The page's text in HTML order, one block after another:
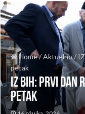
Home/Aktuelno/
petak
IZ BiH: Prvi dan
petak